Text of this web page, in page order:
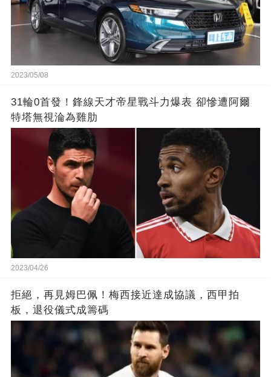
2023/05/08
31輪0首發！鋒線天才帝星戰斗力爆表 卻慘遭阿爾
特塔無視淪為雞肋
2023/04/26
拒絕，再見姆巴佩！梅西接近達成協議，西甲拍
板，退役儀式成籌碼